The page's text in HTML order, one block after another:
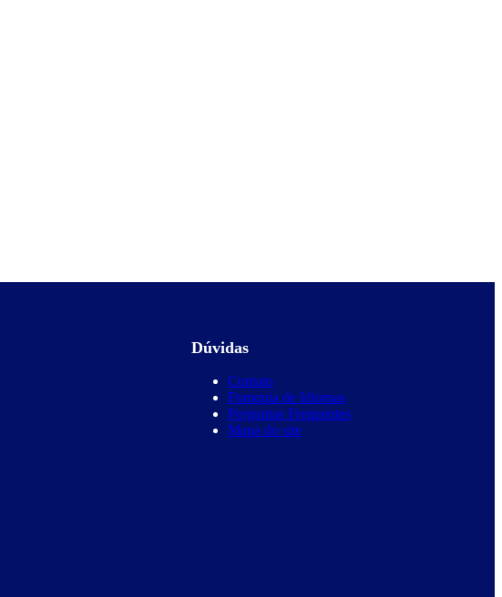
Dúvidas
Contato
Franquia de Idiomas
Perguntas Frequentes
Mapa do site